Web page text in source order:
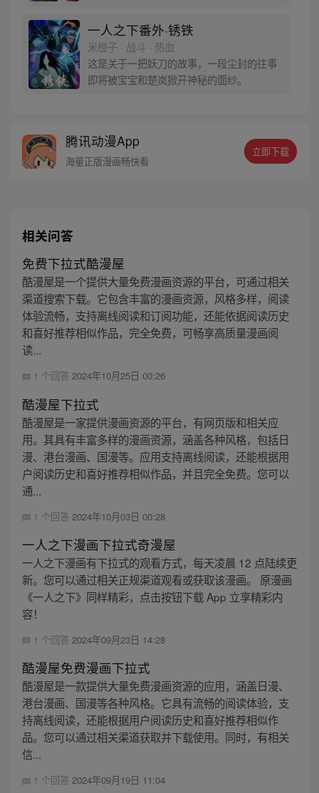
自己打工的快递公司。为了帮冯宝宝寻找她
的身世，也为了查清自己与爷爷身上的秘
密，张楚岚的生活被彻底颠覆，与冯宝宝一
同踏上“异人”之旅。
一人之下番外·锈铁
米橙子 · 战斗 · 热血
这是关于一把妖刀的故事，一段尘封的往事
即将被宝宝和楚岚掀开神秘的面纱。
腾讯动漫App
海量正版漫画畅快看
立即下载
相关问答
免费下拉式酷漫屋
酷漫屋是一个提供大量免费漫画资源的平台，可通过相关
渠道搜索下载。它包含丰富的漫画资源，风格多样，阅读
体验流畅，支持离线阅读和订阅功能，还能依据阅读历史
和喜好推荐相似作品，完全免费，可畅享高质量漫画阅
读...
1 个回答 2024年10月25日 00:26
酷漫屋下拉式
酷漫屋是一家提供漫画资源的平台，有网页版和相关应
用。其具有丰富多样的漫画资源，涵盖各种风格，包括日
漫、港台漫画、国漫等。应用支持离线阅读，还能根据用
户阅读历史和喜好推荐相似作品，并且完全免费。您可以
通...
1 个回答 2024年10月03日 00:28
一人之下漫画下拉式奇漫屋
一人之下漫画有下拉式的观看方式，每天凌晨 12 点陆续更
新。您可以通过相关正规渠道观看或获取该漫画。 原漫画
《一人之下》同样精彩，点击按钮下载 App 立享精彩内
容！
1 个回答 2024年09月23日 14:28
酷漫屋免费漫画下拉式
酷漫屋是一款提供大量免费漫画资源的应用，涵盖日漫、
港台漫画、国漫等各种风格。它具有流畅的阅读体验，支
持离线阅读，还能根据用户阅读历史和喜好推荐相似作
品。您可以通过相关渠道获取并下载使用。同时，有相关
信...
1 个回答 2024年09月19日 11:04